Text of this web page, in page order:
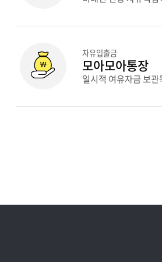
자유입출금
모아모아통장
일시적 여유자금 보